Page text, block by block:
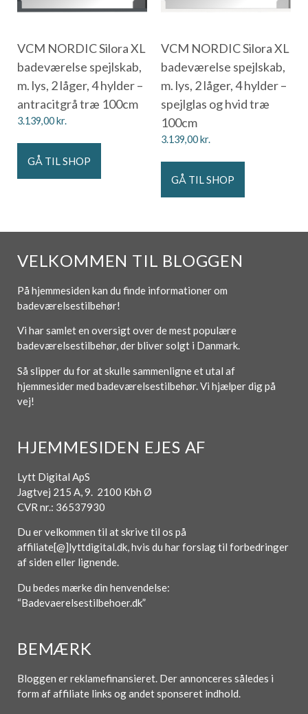
VCM NORDIC Silora XL
badeværelse spejlskab,
m. lys, 2 låger, 4 hylder –
antracitgrå træ 100cm
3.139,00kr.
GÅ TIL SHOP
VCM NORDIC Silora XL
badeværelse spejlskab,
m. lys, 2 låger, 4 hylder –
spejlglas og hvid træ
100cm
3.139,00kr.
GÅ TIL SHOP
VELKOMMEN TIL BLOGGEN
På hjemmesiden kan du finde informationer om
badeværelsestilbehør!
Vi har samlet en oversigt over de mest populære
badeværelsestilbehør, der bliver solgt i Danmark.
Så slipper du for at skulle sammenligne et utal af
hjemmesider med badeværelsestilbehør. Vi hjælper dig på
vej!
HJEMMESIDEN EJES AF
Lytt Digital ApS
Jagtvej 215 A, 9. 2100 Kbh Ø
CVR nr.: 36537930
Du er velkommen til at skrive til os på
affiliate[@]lyttdigital.dk, hvis du har forslag til forbedringer
af siden eller lignende.
Du bedes mærke din henvendelse:
“Badevaerelsestilbehoer.dk”
BEMÆRK
Bloggen er reklamefinansieret. Der annonceres således i
form af affiliate links og andet sponseret indhold.